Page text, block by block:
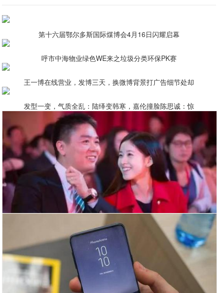
第十六届鄂尔多斯国际煤博会4月16日闪耀启幕
呼市中海物业绿色WE来之垃圾分类环保PK赛
王一博在线营业，发博三天，换微博背景打广告细节处却
发型一变，气质全乱：陆绎变韩寒，嘉伦撞脸陈思诚：惊